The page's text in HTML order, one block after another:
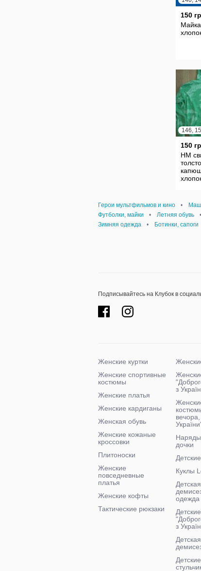
150
146,
150
HM
Герои мультфильмов и кино •
Футболки, майки
• Летняя обувь •
Зимняя одежда
• Ботинки, сапоги
Подписывайтесь на Клубок в
Женские куртки
Женские спортивные
костюмы
Женские платья
Женские кардиганы
Женская обувь
Женские кожаные
кроссовки
Плитоноски
Женские
повседневные
платья
Женские кофты
Тактические рюкзаки
з
дочки
Куклы
Детская
одежда
з
Детская